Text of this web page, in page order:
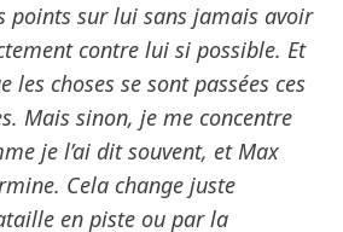
points sur lui sans jamais avoir
contre lui si possible. Et
les choses se sont passées ces
Mais sinon, je me concentre
je l’ai dit souvent, et Max
Cela change juste
en piste ou par la